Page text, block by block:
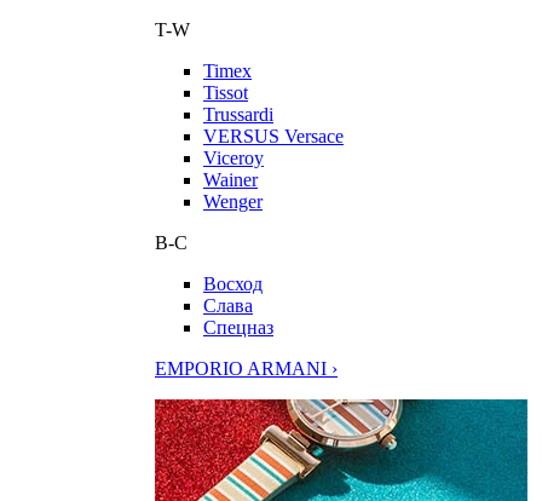
T-W
Timex
Tissot
Trussardi
VERSUS Versace
Viceroy
Wainer
Wenger
В-С
Восход
Слава
Спецназ
EMPORIO ARMANI ›